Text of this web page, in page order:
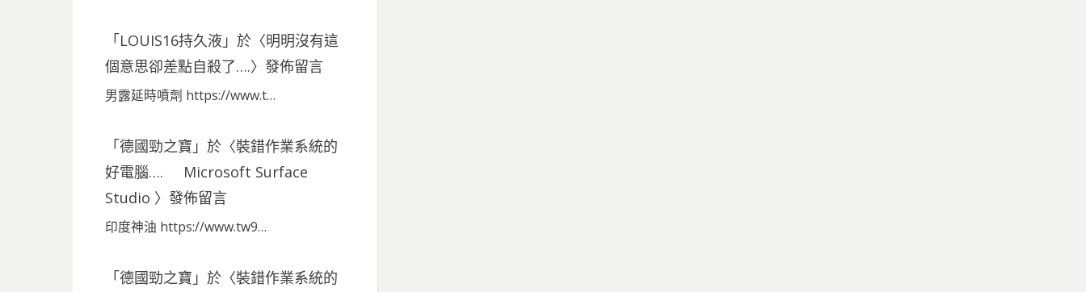
「LOUIS16持久液」於〈明明沒有這
個意思卻差點自殺了….〉發佈留言
男露延時噴劑 https://www.t…
「德國勁之寶 」於〈裝錯作業系統的
好電腦…. Microsoft Surface
Studio 〉發佈留言
印度神油 https://www.tw9…
「德國勁之寶 」於〈裝錯作業系統的